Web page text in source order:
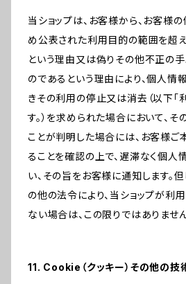
当ショップは、お客様から、お客様
め公表された利用目的の範囲を超
という理由又は偽りその他不正の
のであるという理由により、個人情
きその利用の停止又は消去（以下「
す。）を求められた場合において、
ことが判明した場合には、お客様ご
ることを確認の上で、遅滞なく個
い、その旨をお客様に通知します。
の他の法令により、当ショップが利
ない場合は、この限りではありません
11. Cookie（クッキー）その他の技